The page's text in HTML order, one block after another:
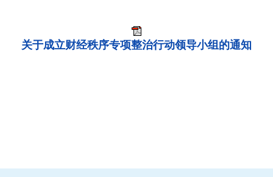
关于成立财经秩序专项整治行动领导小组的通知